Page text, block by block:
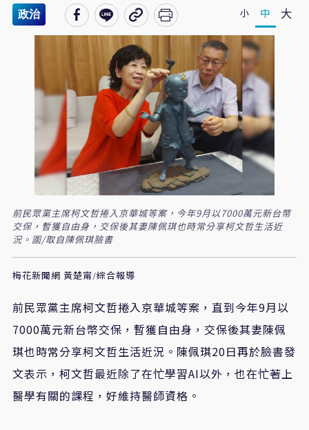
政治 小 中 大
前民眾黨主席柯文哲捲入京華城等案，今年9月以7000萬元新台幣
交保，暫獲自由身，交保後其妻陳佩琪也時常分享柯文哲生活近
況。圖/取自陳佩琪臉書
梅花新聞網 黃楚甯/綜合報導
前民眾黨主席柯文哲捲入京華城等案，直到今年9月以
7000萬元新台幣交保，暫獲自由身，交保後其妻陳佩
琪也時常分享柯文哲生活近況。陳佩琪20日再於臉書發
文表示，柯文哲最近除了在忙學習AI以外，也在忙著上
醫學有關的課程，好維持醫師資格。